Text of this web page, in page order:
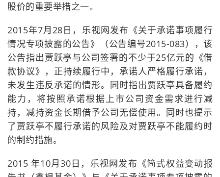
股价的重要举措之一。
2015年7月28日，乐视网发布《关于承诺事项履行
情况专项披露的公告》（公告编号2015-083），该
公告指出贾跃亭与公司签署的不少于25亿元的《借
款协议》，正持续履行中，承诺人严格履行承诺，
未发生违反承诺的情形。同时指出贾跃亭具备履约
能力，将按照承诺根据上市公司资金需求进行减
持，减持资金长期借予公司无偿使用。同时也提示
了贾跃亭不履行承诺的风险及对贾跃亭不能履约时
的制约措施。
2015 年10月30日，乐视网发布《简式权益变动报